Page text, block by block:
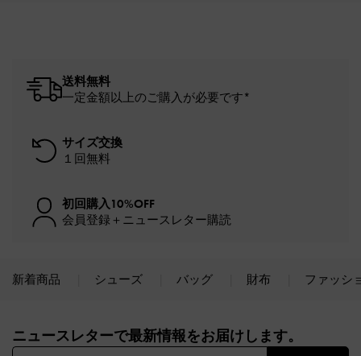
送料無料
一定金額以上のご購入が必要です*
サイズ交換
１回無料
初回購入10%OFF
会員登録＋ニュースレター購読
新着商品 シューズ バッグ 財布 ファッシ
ニュースレターで最新情報をお届けします。​